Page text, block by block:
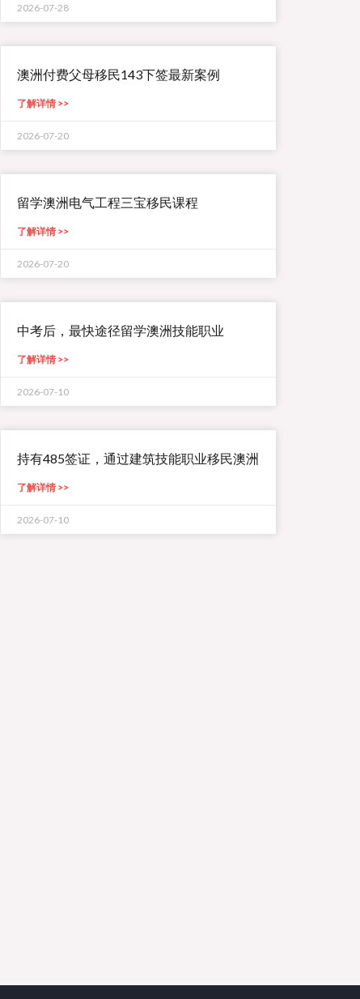
2026-07-28
澳洲付费父母移民143下签最新案例
了解详情 >>
2026-07-20
留学澳洲电气工程三宝移民课程
了解详情 >>
2026-07-20
中考后，最快途径留学澳洲技能职业
了解详情 >>
2026-07-10
持有485签证，通过建筑技能职业移民澳洲
了解详情 >>
2026-07-10